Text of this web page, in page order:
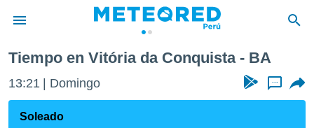
de
ha sido
Tiempo en Vitória da Conquista - BA
13:21 Domingo ...
Soleado